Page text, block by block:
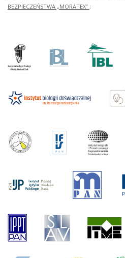
BEZPIECZEŃSTWA „MORATEX” ;